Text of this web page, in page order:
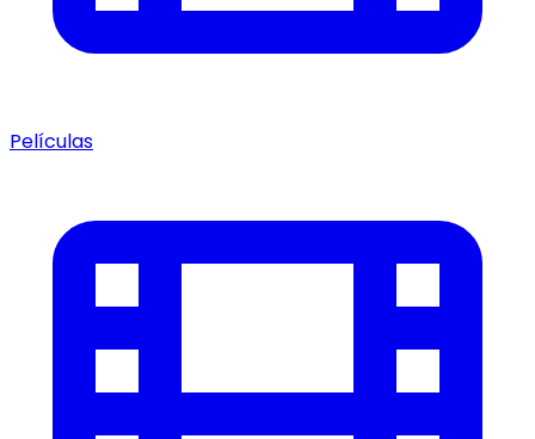
Películas